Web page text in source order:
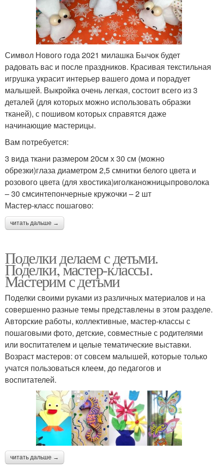
Символ Нового года 2021 милашка Бычок будет
радовать вас и после праздников. Красивая текстильная
игрушка украсит интерьер вашего дома и порадует
малышей. Выкройка очень легкая, состоит всего из 3
деталей (для которых можно использовать образки
тканей), с пошивом которых справятся даже
начинающие мастерицы.
Вам потребуется:
3 вида ткани размером 20см х 30 см (можно
обрезки)глаза диаметром 2,5 смнитки белого цвета и
розового цвета (для хвостика)иголканожницыпроволока
– 30 смсинтепончерные кружочки – 2 шт
Мастер-класс пошагово:
читать дальше →
Поделки делаем с детьми.
Поделки, мастер-классы.
Мастерим с детьми
Поделки своими руками из различных материалов и на
совершенно разные темы представлены в этом разделе.
Авторские работы, коллективные, мастер-классы с
пошаговыми фото, детские, совместные с родителями
или воспитателем и целые тематические выставки.
Возраст мастеров: от совсем малышей, которые только
учатся пользоваться клеем, до педагогов и
воспитателей.
читать дальше →